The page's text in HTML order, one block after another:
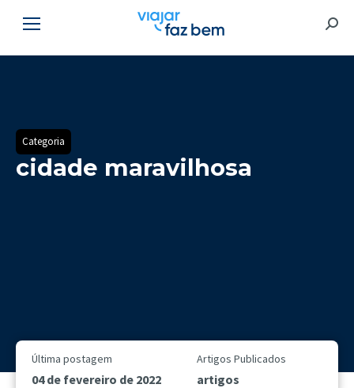
Categoria
cidade maravilhosa
Última postagem
04 de fevereiro de 2022
Artigos Publicados
artigos